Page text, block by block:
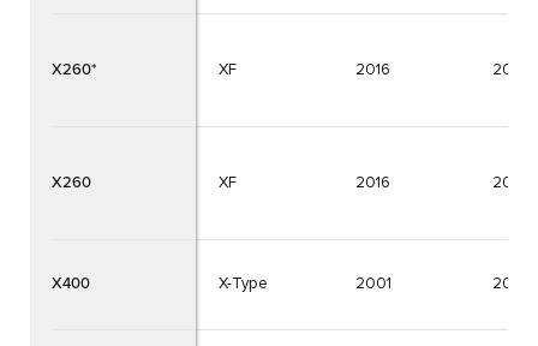
XF 2016 2025
XF 2016 2025
X-Type 2001 2010
X260*
X260
X400